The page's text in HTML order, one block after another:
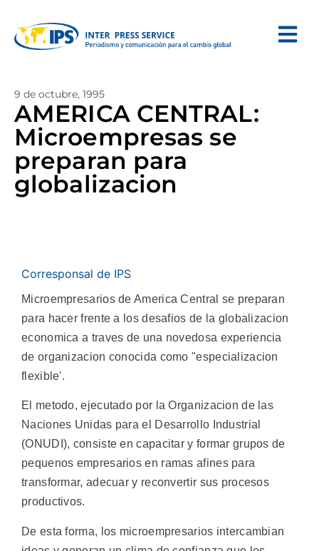
9 de octubre, 1995
AMERICA CENTRAL:
Microempresas se
preparan para
globalizacion
Corresponsal de IPS
Microempresarios de America Central se preparan
para hacer frente a los desafios de la globalizacion
economica a traves de una novedosa experiencia
de organizacion conocida como "especializacion
flexible'.
El metodo, ejecutado por la Organizacion de las
Naciones Unidas para el Desarrollo Industrial
(ONUDI), consiste en capacitar y formar grupos de
pequenos empresarios en ramas afines para
transformar, adecuar y reconvertir sus procesos
productivos.
De esta forma, los microempresarios intercambian